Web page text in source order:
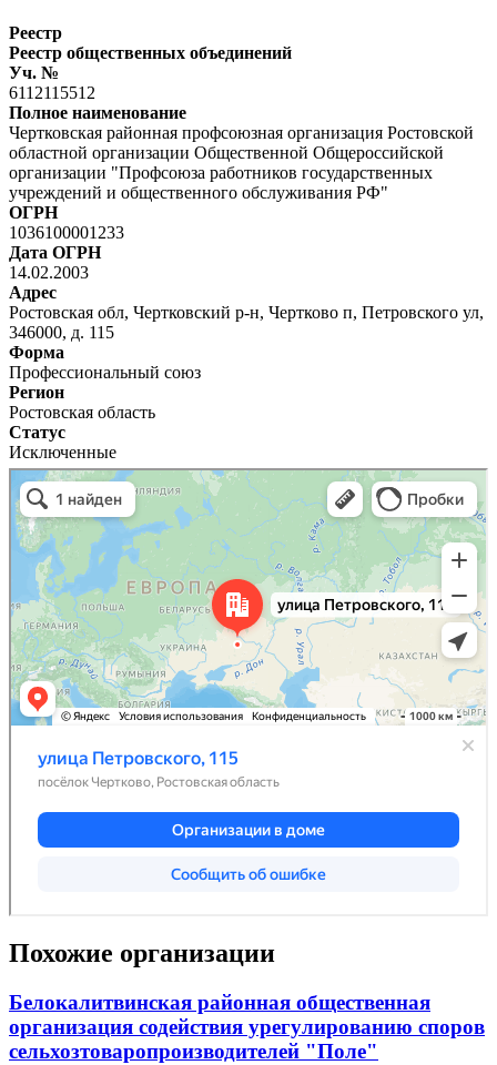
Реестр
Реестр общественных объединений
Уч. №
6112115512
Полное наименование
Чертковская районная профсоюзная организация Ростовской
областной организации Общественной Общероссийской
организации "Профсоюза работников государственных
учреждений и общественного обслуживания РФ"
ОГРН
1036100001233
Дата ОГРН
14.02.2003
Адрес
Ростовская обл, Чертковский р-н, Чертково п, Петровского ул,
346000, д. 115
Форма
Профессиональный союз
Регион
Ростовская область
Статус
Исключенные
Похожие организации
Белокалитвинская районная общественная
организация содействия урегулированию споров
сельхозтоваропроизводителей "Поле"